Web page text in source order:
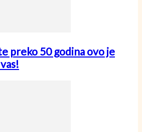
preko 50 godina ovo je